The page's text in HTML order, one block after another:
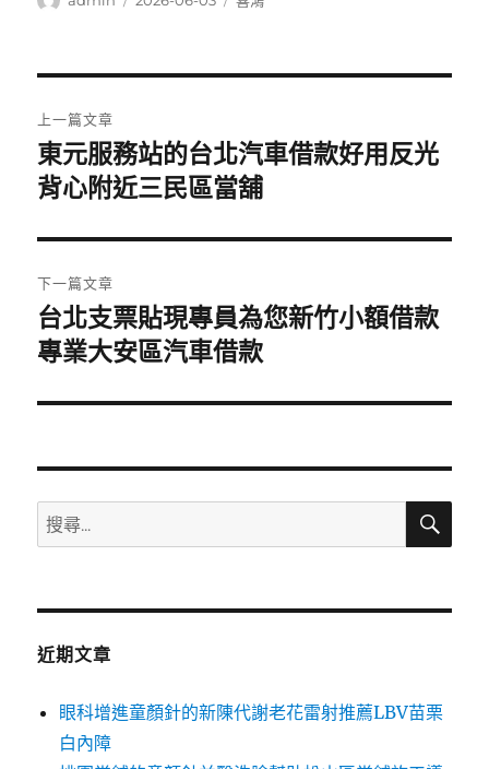
章
導
覽
上一篇文章
上
一
文
章:
東元服務站的台北汽車借款好用反光
背心附近三民區當舖
下一篇文章
下
一
文
台北支票貼現專員為您新竹小額借款
專業大安區汽車借款
搜
尋
鍵
搜
近期文章
眼科增進童顏針的新陳代謝老花雷射推薦LBV苗栗
白內障